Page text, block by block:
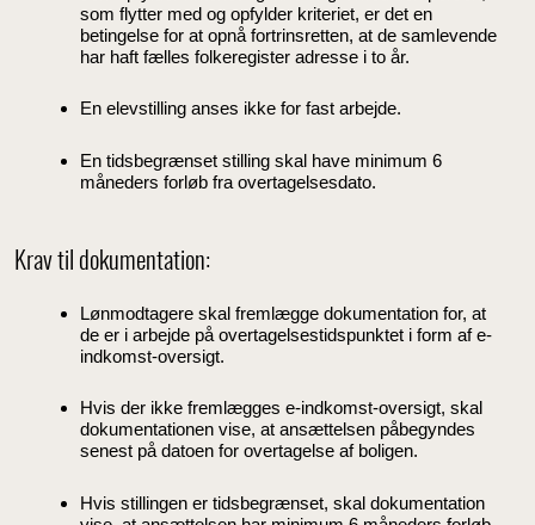
som flytter med og opfylder kriteriet, er det en
betingelse for at opnå fortrinsretten, at de samlevende
har haft fælles folkeregister adresse i to år.
En elevstilling anses ikke for fast arbejde.
En tidsbegrænset stilling skal have minimum 6
måneders forløb fra overtagelsesdato.
Krav til dokumentation:
Lønmodtagere skal fremlægge dokumentation for, at
de er i arbejde på overtagelsestidspunktet i form af e-
indkomst-oversigt.
Hvis der ikke fremlægges e-indkomst-oversigt, skal
dokumentationen vise, at ansættelsen påbegyndes
senest på datoen for overtagelse af boligen.
Hvis stillingen er tidsbegrænset, skal dokumentation